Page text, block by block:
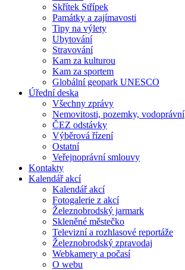
Skřítek Střípek
Památky a zajímavosti
Tipy na výlety
Ubytování
Stravování
Kam za kulturou
Kam za sportem
Globální geopark UNESCO
Úřední deska
Všechny zprávy
Nemovitosti, pozemky, vodoprávní
ČEZ odstávky
Výběrová řízení
Ostatní
Veřejnoprávní smlouvy
Kontakty
Kalendář akcí
Kalendář akcí
Fotogalerie z akcí
Železnobrodský jarmark
Skleněné městečko
Televizní a rozhlasové reportáže
Železnobrodský zpravodaj
Webkamery a počasí
O webu